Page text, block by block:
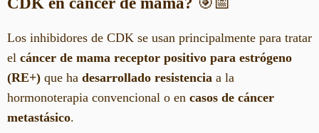
Los inhibidores de CDK se usan principalmente para tratar
el cáncer de mama receptor positivo para estrógeno
(RE+) que ha desarrollado resistencia a la
hormonoterapia convencional o en casos de cáncer
metastásico.